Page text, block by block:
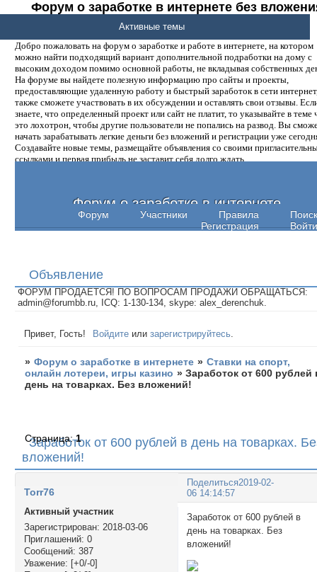
Форум о заработке в интернете без
денег.
Добро пожаловать на форум о заработке и работе в интернете, на котором
можно найти подходящий вариант дополнительной подработки на дому с
высоким доходом помимо основной работы, не вкладывая собственных
На форуме вы найдете полезную информацию про сайты и проекты,
предоставляющие удаленную работу и быстрый заработок в сети
также сможете участвовать в их обсуждении и оставлять свои отзывы.
знаете, что определенный проект или сайт не платит, то указывайте в теме
это лохотрон, чтобы другие пользователи не попались на развод. Вы
начать зарабатывать легкие деньги без вложений и регистрации уже
Создавайте новые темы, размещайте объявления со своими
ссылками и первая прибыль не заставит себя долго ждать.
Форум о заработке в интернете
Форум Участники Правила
Поиск
Регистрация
Войти
Активные темы
Объявление
ФОРУМ ПРОДАЕТСЯ! ПО ВОПРОСАМ ПРОДАЖИ ОБРАЩАТЬСЯ:
admin@forumbb.ru, ICQ: 1-130-134, skype: alex_derenchuk.
Привет, Гость! Войдите илизарегистрируйтесь
» Форум о заработке в интернете » Ставки на спорт,
онлайн лотереи, игры казино »Заработок от 600 рублей
день на товарках. Без вложений!
Заработок от 600 рублей в день на товарках.
вложений!
Страница:1
Поделиться2019-02-
06 14:14:57
Torr76
Активный участник
Зарегистрирован: 2018-03-06
Приглашений: 0
Сообщений: 387
Уважение: [+0/-0]
Заработок от 600 рублей в
день на товарках. Без
вложений!